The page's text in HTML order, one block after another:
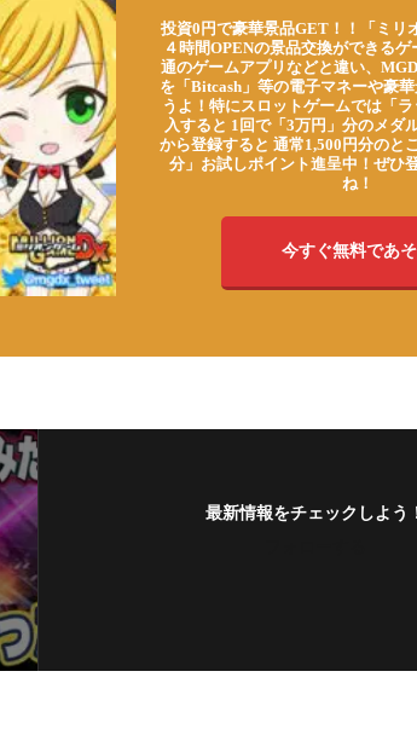
投資0円で豪華景品GET！！「ミリ
４時間OPENの景品交換ができる
通のゲームアプリなどと違い、
を「Bitcash」等の電子マネーや豪
うよ！特にスロットゲームでは「
入すると 1回で「3万円」分のメダ
から登録すると 通常1,500円分のと
分」お試しポイント進呈中！ぜひ
ね！
今すぐ無料であ
最新情報をチェックしよう